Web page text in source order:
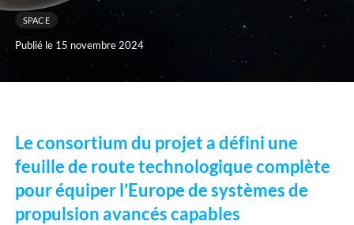
SPACE
Publié le 15 novembre 2024
Le consortium du projet a défini une
feuille de route technologique complète
pour équiper l’Europe de systèmes de
propulsion avancés capables